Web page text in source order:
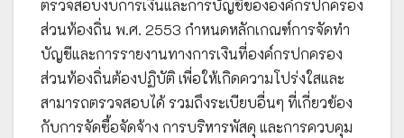
ตรวจสอบงบการเงินและการบัญชีขององค์กรปกครอง
ส่วนท้องถิ่น พ.ศ. 2553 กำหนดหลักเกณฑ์การจัดทำ
บัญชีและการรายงานทางการเงินที่องค์กรปกครอง
ส่วนท้องถิ่นต้องปฏิบัติ เพื่อให้เกิดความโปร่งใสและ
สามารถตรวจสอบได้ รวมถึงระเบียบอื่นๆ ที่เกี่ยวข้อง
กับการจัดซื้อจัดจ้าง การบริหารพัสดุ และการควบคุม